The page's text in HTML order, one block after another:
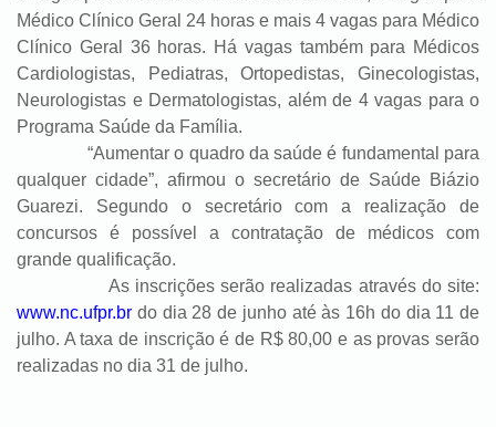
Médico Clínico Geral 24 horas e mais 4 vagas para Médico
Clínico Geral 36 horas. Há vagas também para Médicos
Cardiologistas, Pediatras, Ortopedistas, Ginecologistas,
Neurologistas e Dermatologistas, além de 4 vagas para o
Programa Saúde da Família.
“Aumentar o quadro da saúde é fundamental para
qualquer cidade”, afirmou o secretário de Saúde Biázio
Guarezi. Segundo o secretário com a realização de
concursos é possível a contratação de médicos com
grande qualificação.
As inscrições serão realizadas através do site:
www.nc.ufpr.br do dia 28 de junho até às 16h do dia 11 de
julho. A taxa de inscrição é de R$ 80,00 e as provas serão
realizadas no dia 31 de julho.